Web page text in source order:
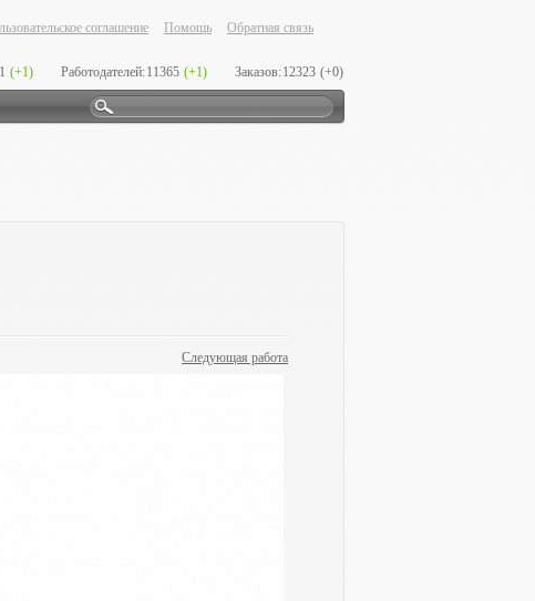
соглашение Помощь Обратная связь
(+1) Работодателей:11365 (+1) Заказов:12323 (+0)
Следующая работа